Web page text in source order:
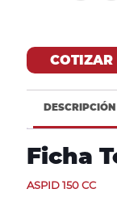
COTIZAR
DESCRIPCIÓN
Ficha
ASPID 150 CC